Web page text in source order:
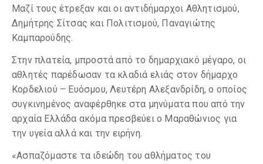
Μαζί τους έτρεξαν και οι αντιδήμαρχοι Αθλητισμού,
Δημήτρης Σίτσας και Πολιτισμού, Παναγιώτης
Καμπαρούδης.
Στην πλατεία, μπροστά από το δημαρχιακό μέγαρο, οι
αθλητές παρέδωσαν τα κλαδιά ελιάς στον δήμαρχο
Κορδελιού – Ευόσμου, Λευτέρη Αλεξανδρίδη, ο οποίος
συγκινημένος αναφέρθηκε στα μηνύματα που από την
αρχαία Ελλάδα ακόμα πρεσβεύει ο Μαραθώνιος για
την υγεία αλλά και την ειρήνη.
«Ασπαζόμαστε τα ιδεώδη του αθλήματος του